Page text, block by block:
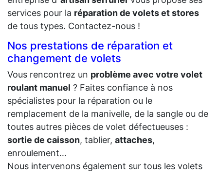
services pour la réparation de volets et stores
de tous types. Contactez-nous !
Nos prestations de réparation et
changement de volets
Vous rencontrez un problème avec votre volet
roulant manuel ? Faites confiance à nos
spécialistes pour la réparation ou le
remplacement de la manivelle, de la sangle ou de
toutes autres pièces de volet défectueuses :
sortie de caisson, tablier, attaches,
enroulement…
Nous intervenons également sur tous les volets